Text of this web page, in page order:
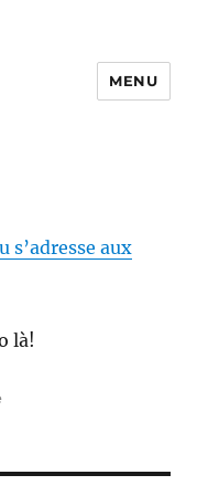
MENU
s’adresse aux
là!